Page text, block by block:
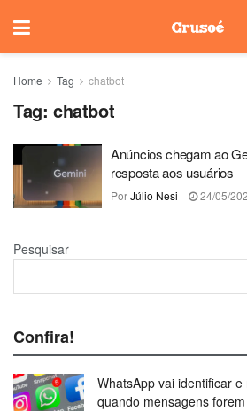
Home Tag chatbot
Tag: chatbot
Anúncios chegam ao
resposta aos usuários
PorJúlio Nesi 24/05/
Pesquisar
Confira!
WhatsApp vai identificar
quando mensagens